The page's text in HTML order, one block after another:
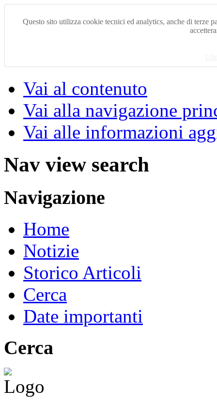
Questo sito utilizza cookie tecnici ed analytics, anche di terze
Vai al contenuto
Vai alla navigazione
Vai alle informazioni
Nav view search
Navigazione
Home
Notizie
Storico Articoli
Cerca
Date importanti
Cerca